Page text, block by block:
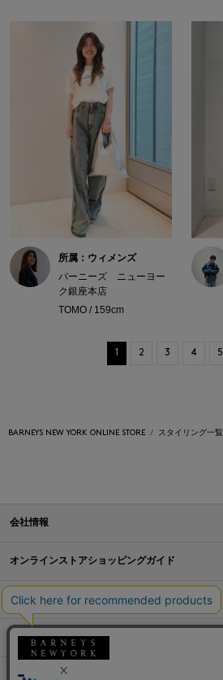
所属：ウィメンズ
バーニーズ ニューヨー
ク銀座本店
TOMO / 159cm
1 2 3 4 5
BARNEYS NEW YORK ONLINE STORE スタイリング一覧
会社情報
オンラインストアショッピングガイド
店舗情報
サービス